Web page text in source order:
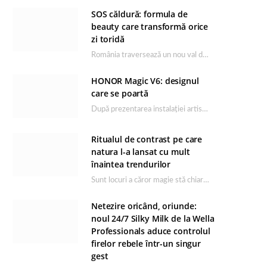
SOS căldură: formula de
beauty care transformă orice
zi toridă
România traversează un nou val de căldură, iar rutina de îngrijire capătă un rol esențial…
HONOR Magic V6: designul
care se poartă
După prezentarea instalației artistice semnată de Catrinel Săbăciag în cadrul evenimentului de lansare HONOR Magic…
Ritualul de contrast pe care
natura l-a lansat cu mult
înaintea trendurilor
Sunt locuri a căror magie stă chiar în firea lor naturală, iar Lacul Ursu din…
Netezire oricând, oriunde:
noul 24/7 Silky Milk de la Wella
Professionals aduce controlul
firelor rebele într-un singur
gest